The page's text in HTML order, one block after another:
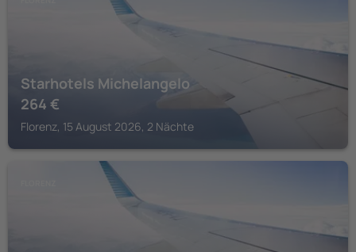
Starhotels Michelangelo
264 €
Florenz, 15 August 2026, 2 Nächte